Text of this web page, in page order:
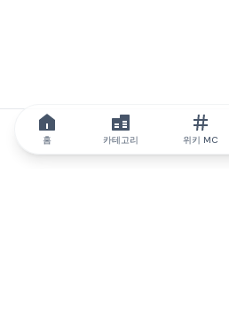
홈 카테고리 위키 MC